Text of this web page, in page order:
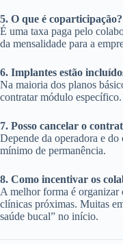
5. O que é coparticipação?
É uma taxa paga pelo
da mensalidade para a
6. Implantes estão
Na maioria dos planos
contratar módulo específico.
7. Posso cancelar o
Depende da operadora e
mínimo de permanência.
8. Como incentivar os
A melhor forma é organizar
clínicas próximas. Muitas
saúde bucal” no início.